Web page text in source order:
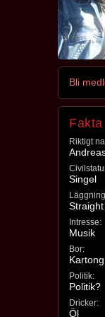
Fakta
Riktigt
Singel
Straight
Intresse:
Musik
Bor:
Kartong
Politik:
Politik?
Dricker:
Öl